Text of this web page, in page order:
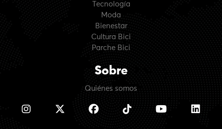
Tecnología
Moda
Bienestar
Cultura Bici
Parche Bici
Sobre
Quiénes somos